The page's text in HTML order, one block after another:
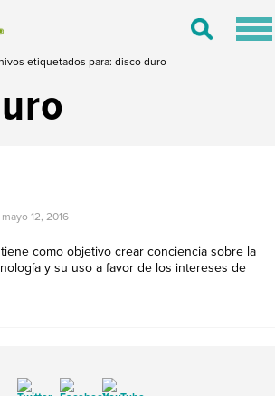
Toggle
etiquetados para: disco duro
mayo 12, 2016
como objetivo crear conciencia sobre la
y su uso a favor de los intereses de